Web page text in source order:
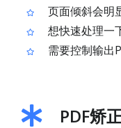
页面倾斜会明
想快速处理一
需要控制输出
PDF矫